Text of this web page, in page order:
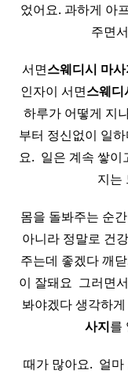
었어요. 과하게 아
주면
서면스웨디시 마
인자이 서면스웨디
하루가 어떻게 지
부터 정신없이 일
요. ​ 일은 계속 쌓
지는
몸을 돌봐주는 순
아니라 정말로 건
주는데 좋겠다 깨
이 잘돼요 ​ 그러면
봐야겠다 생각하
사지를
때가 많아요. ​ 얼